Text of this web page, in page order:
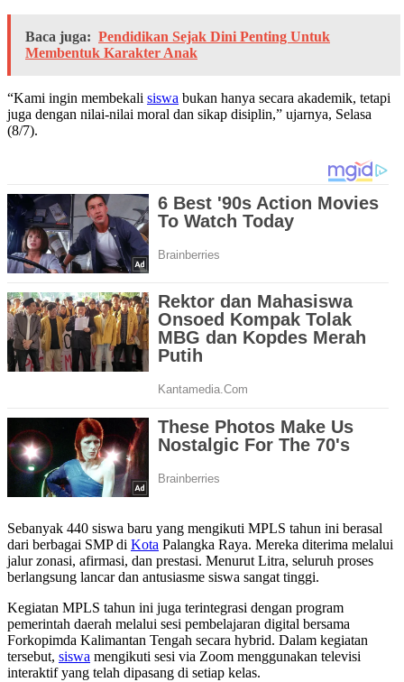
Baca juga: Pendidikan Sejak Dini Penting Untuk
Membentuk Karakter Anak
“Kami ingin membekali siswa bukan hanya secara akademik, tetapi
juga dengan nilai-nilai moral dan sikap disiplin,” ujarnya, Selasa
(8/7).
Sebanyak 440 siswa baru yang mengikuti MPLS tahun ini berasal
dari berbagai SMP di Kota Palangka Raya. Mereka diterima melalui
jalur zonasi, afirmasi, dan prestasi. Menurut Litra, seluruh proses
berlangsung lancar dan antusiasme siswa sangat tinggi.
Kegiatan MPLS tahun ini juga terintegrasi dengan program
pemerintah daerah melalui sesi pembelajaran digital bersama
Forkopimda Kalimantan Tengah secara hybrid. Dalam kegiatan
tersebut, siswa mengikuti sesi via Zoom menggunakan televisi
interaktif yang telah dipasang di setiap kelas.